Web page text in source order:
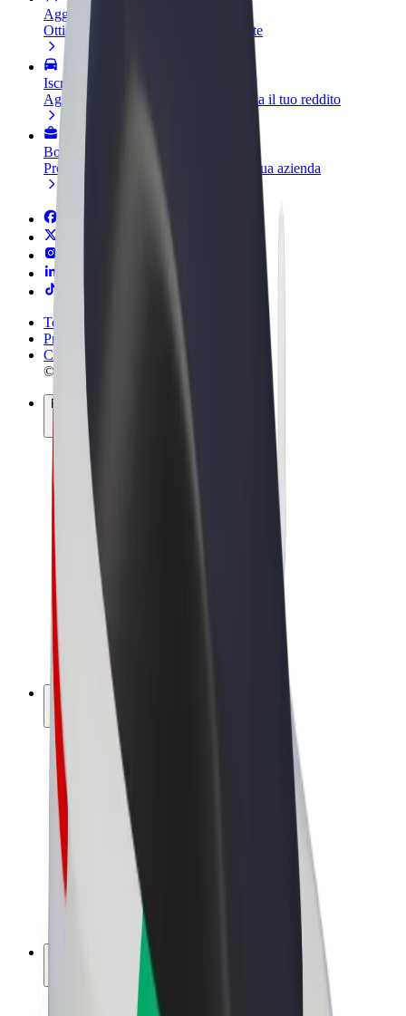
Aggiungi il tuo ristorante o negozio
Ottieni più clienti e aumenta le vendite
Iscriviti come proprietario della flotta
Aggiungi la tua flotta a Bolt e aumenta il tuo reddito
Bolt per le aziende
Prodotti e servizi Bolt scalabili per la tua azienda
Termini e condizioni
Privacy
Cookies
© 2026 Bolt Technology OÜ
Prodotti
Corse
Monopattini
Bolt Market
Bolt Food
Bolt Drive
Bolt per le aziende
Bicicletta elettrica
Bolt Plus
Collabora con Bolt
Ricavi autista
Corriere
Ricavi corriere
Esercenti Bolt Food
Lavora con noi